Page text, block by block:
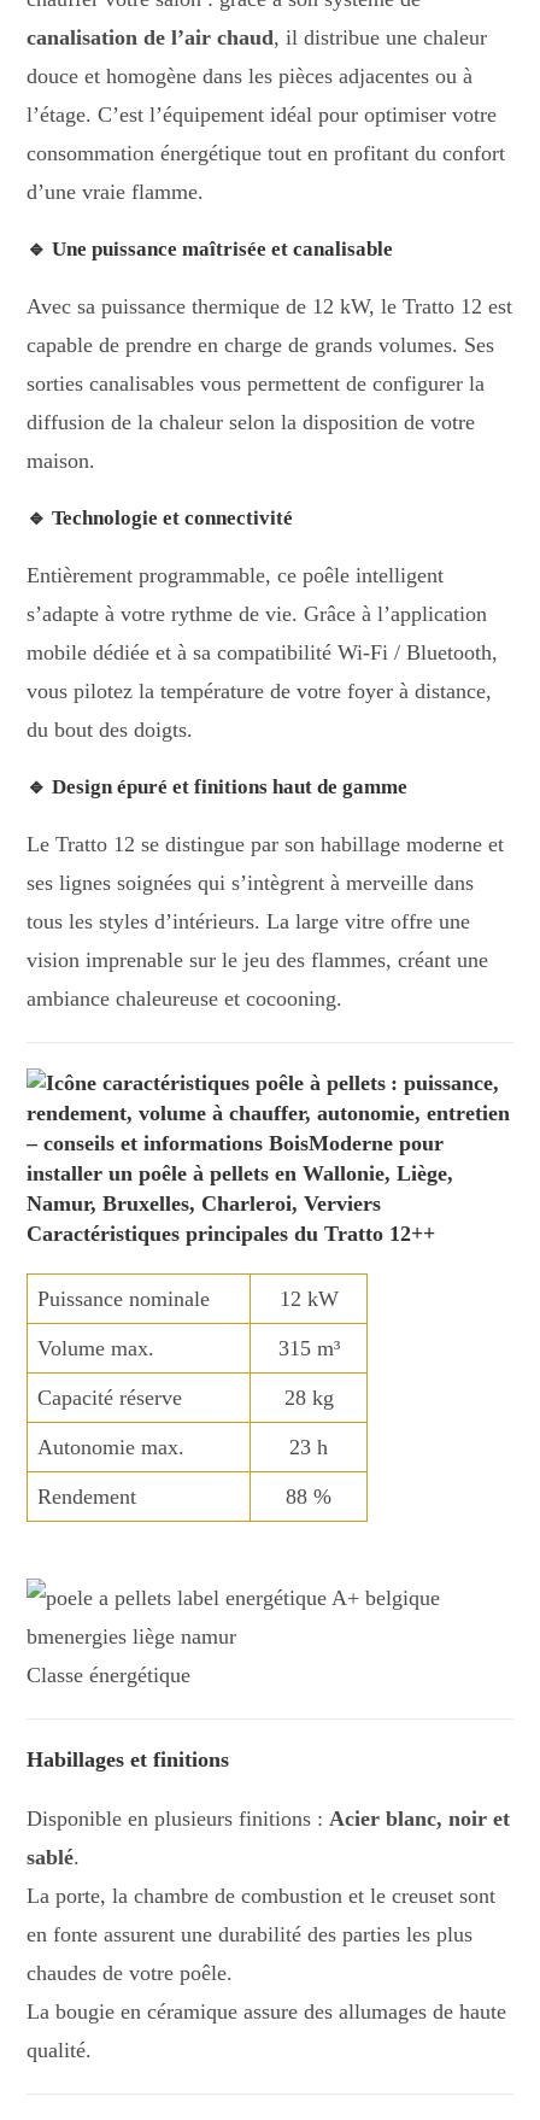
canalisation de l’air chaud, il distribue une chaleur
douce et homogène dans les pièces adjacentes ou à
l’étage. C’est l’équipement idéal pour optimiser votre
consommation énergétique tout en profitant du confort
d’une vraie flamme.
🔹 Une puissance maîtrisée et canalisable
Avec sa puissance thermique de 12 kW, le Tratto 12 est
capable de prendre en charge de grands volumes. Ses
sorties canalisables vous permettent de configurer la
diffusion de la chaleur selon la disposition de votre
maison.
🔹 Technologie et connectivité
Entièrement programmable, ce poêle intelligent
s’adapte à votre rythme de vie. Grâce à l’application
mobile dédiée et à sa compatibilité Wi-Fi / Bluetooth,
vous pilotez la température de votre foyer à distance,
du bout des doigts.
🔹 Design épuré et finitions haut de gamme
Le Tratto 12 se distingue par son habillage moderne et
ses lignes soignées qui s’intègrent à merveille dans
tous les styles d’intérieurs. La large vitre offre une
vision imprenable sur le jeu des flammes, créant une
ambiance chaleureuse et cocooning.
Caractéristiques principales du Tratto 12++
Puissance nominale 12 kW
Volume max. 315 m³
Capacité réserve 28 kg
Autonomie max. 23 h
Rendement 88 %
Classe énergétique
Habillages et finitions
Disponible en plusieurs finitions : Acier blanc, noir et
sablé.
La porte, la chambre de combustion et le creuset sont
en fonte assurent une durabilité des parties les plus
chaudes de votre poêle.
La bougie en céramique assure des allumages de haute
qualité.